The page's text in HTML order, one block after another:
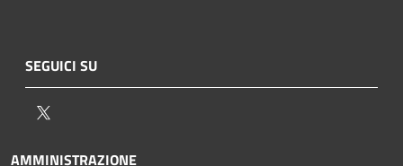
SEGUICI SU
AMMINISTRAZIONE